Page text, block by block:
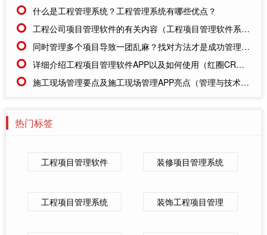
什么是工程管理系统？工程管理系统有哪些优点？
工程公司项目管理软件的有关内容（工程项目管理软件系统的要求）
同时管理多个项目导致一团乱麻？找对方法才是成功管理的关键！（项目管理软件推荐）
详细介绍工程项目管理软件APP以及如何使用（红圈CRM的工程项目管理软件APP）
施工现场管理要点及施工现场管理APP亮点（管理与技术结合和才能做得更好）
热门标签
工程项目管理软件 装修项目管理系统
工程项目管理系统 装饰工程项目管理